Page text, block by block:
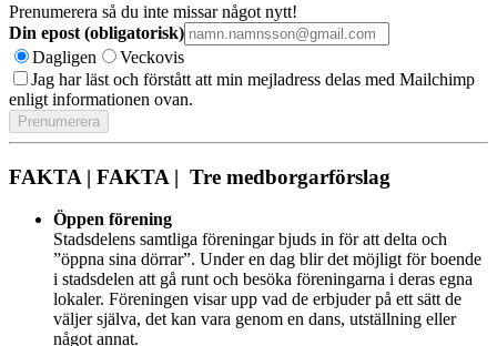
Prenumerera så du inte missar något nytt!
Din epost (obligatorisk)
Dagligen
Veckovis
Jag har läst och förstått att min mejladress delas med Mailchimp
enligt informationen ovan.
FAKTA | FAKTA | Tre medborgarförslag
Öppen förening
Stadsdelens samtliga föreningar bjuds in för att delta och
”öppna sina dörrar”. Under en dag blir det möjligt för boende
i stadsdelen att gå runt och besöka föreningarna i deras egna
lokaler. Föreningen visar upp vad de erbjuder på ett sätt de
väljer själva, det kan vara genom en dans, utställning eller
något annat.